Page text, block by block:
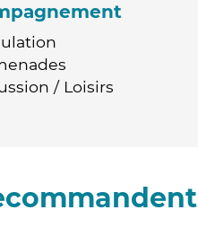
/ Loisirs